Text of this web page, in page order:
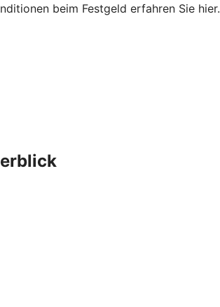
beim Festgeld erfahren Sie hier.